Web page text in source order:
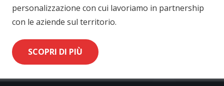
personalizzazione con cui lavoriamo in partnership
con le aziende sul territorio.
SCOPRI DI PIÙ